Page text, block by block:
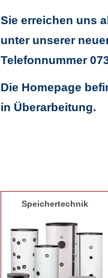
Sie erreichen uns
unter unserer
Telefonnummer
Die Homepage
in Überarbeitung.
Speichertechnik